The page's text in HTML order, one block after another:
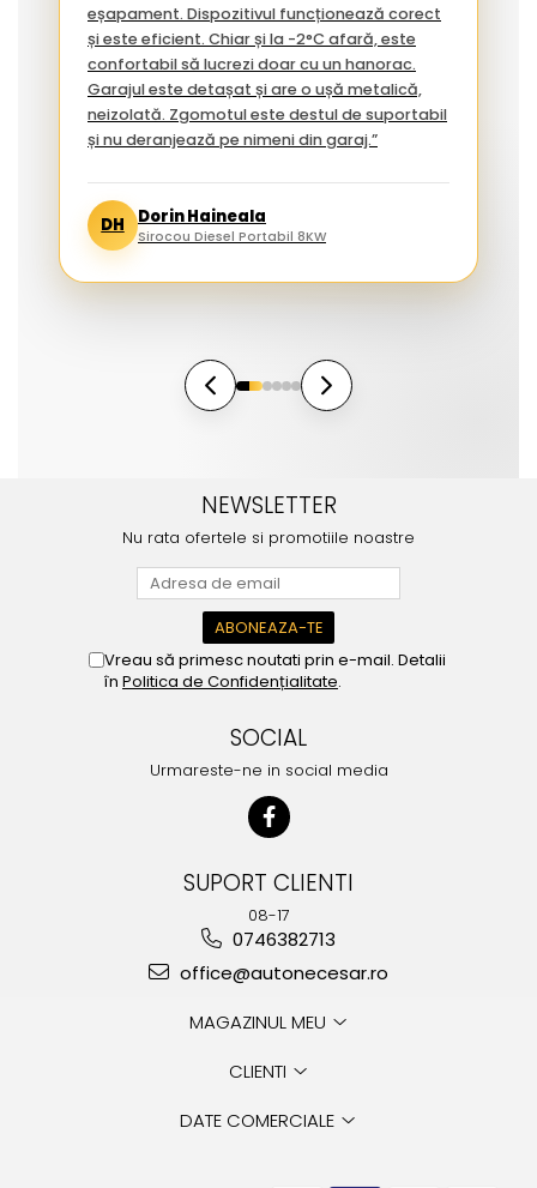
eșapament. Dispozitivul funcționează corect
și este eficient. Chiar și la -2°C afară, este
confortabil să lucrezi doar cu un hanorac.
Garajul este detașat și are o ușă metalică,
neizolată. Zgomotul este destul de suportabil
și nu deranjează pe nimeni din garaj.”
DH Dorin Haineala
Sirocou Diesel Portabil 8KW
NEWSLETTER
Nu rata ofertele si promotiile noastre
Vreau să primesc noutati prin e-mail. Detalii
în Politica de Confidențialitate.
SOCIAL
Urmareste-ne in social media
SUPORT CLIENTI
08-17
0746382713
office@autonecesar.ro
MAGAZINUL MEU
CLIENTI
DATE COMERCIALE